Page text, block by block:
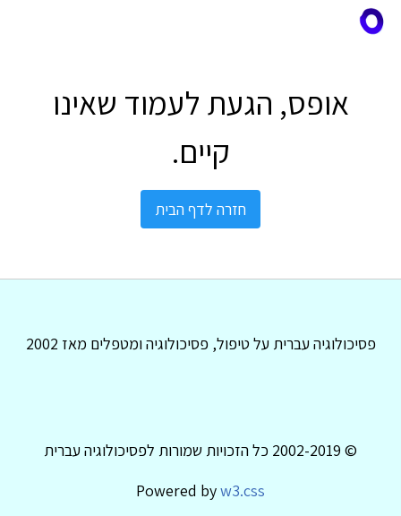
אופס, הגעת לעמוד שאינו
קיים.
חזרה לדף הבית
פסיכולוגיה עברית על טיפול, פסיכולוגיה ומטפלים מאז 2002
© 2002-2019 כל הזכויות שמורות לפסיכולוגיה עברית
Powered byw3.css